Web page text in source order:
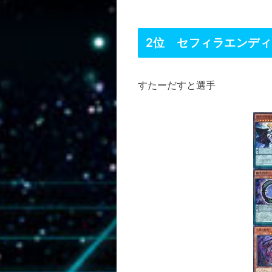
2位 セフィラエンデ
すたーだすと選手